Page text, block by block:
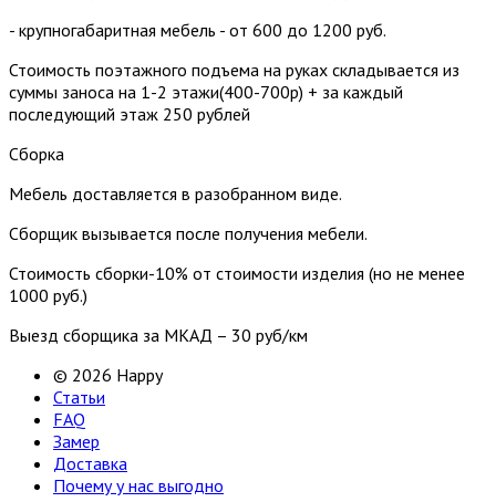
- крупногабаритная мебель - от 600 до 1200 руб.
Стоимость поэтажного подъема на руках складывается из
суммы заноса на 1-2 этажи(400-700р) + за каждый
последующий этаж 250 рублей
Сборка
Мебель доставляется в разобранном виде.
Сборщик вызывается после получения мебели.
Стоимость сборки-10% от стоимости изделия (но не менее
1000 руб.)
Выезд сборщика за МКАД – 30 руб/км
© 2026 Happy
Статьи
FAQ
Замер
Доставка
Почему у нас выгодно